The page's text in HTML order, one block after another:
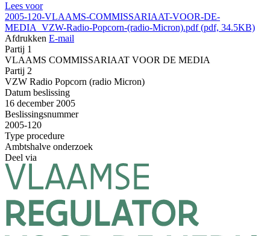
Lees voor
2005-120-VLAAMS-COMMISSARIAAT-VOOR-DE-
MEDIA_VZW-Radio-Popcorn-(radio-Micron).pdf (pdf, 34.5KB)
Afdrukken E-mail
Partij 1
VLAAMS COMMISSARIAAT VOOR DE MEDIA
Partij 2
VZW Radio Popcorn (radio Micron)
Datum beslissing
16 december 2005
Beslissingsnummer
2005-120
Type procedure
Ambtshalve onderzoek
Deel via